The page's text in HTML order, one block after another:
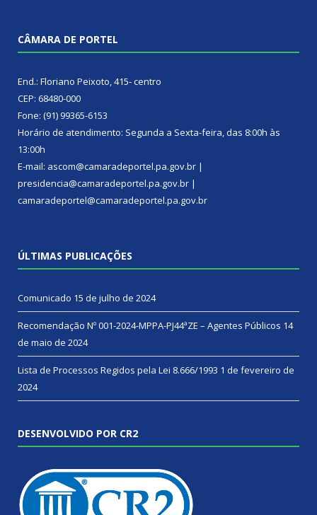
CÂMARA DE PORTEL
End.: Floriano Peixoto, 415- centro
CEP: 68480-000
Fone: (91) 99365-6153
Horário de atendimento: Segunda a Sexta-feira, das 8:00h às
13:00h
E-mail: ascom@camaradeportel.pa.gov.br |
presidencia@camaradeportel.pa.gov.br |
camaradeportel@camaradeportel.pa.gov.br
ÚLTIMAS PUBLICAÇÕES
Comunicado 15 de julho de 2024
Recomendação Nº 001-2024-MPPA-PJ44ªZE – Agentes Públicos 14
de maio de 2024
Lista de Processos Regidos pela Lei 8.666/1993 1 de fevereiro de
2024
DESENVOLVIDO POR CR2